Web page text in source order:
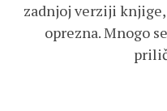
zadnjoj verziji knjige,
oprezna. Mnogo